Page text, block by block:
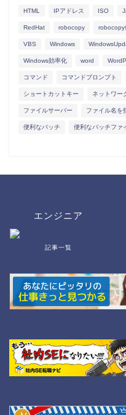
HTML IPアドレス ISO
RedHat robocopy robocopy
VBS Windows
Windows効率化 word
コマンド コマンドプロンプト
ショートカットキー ネットワー
ファイルサーバー ファイル名を
便利なバッチ 便利なバッチファ
エンジニア
記事一覧